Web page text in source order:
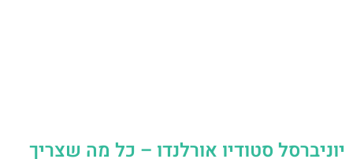
יוניברסל סטודיו אורלנדו – כל מה שצריך